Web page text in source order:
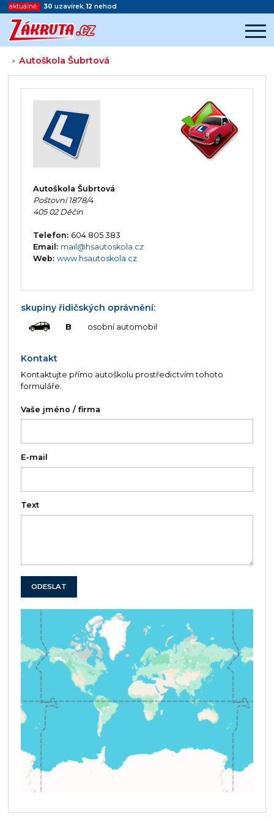
aktuálně: 30 uzavírek,12 nehod
>Autoškola Šubrtová
Začátek reklamy
Konec reklamy
Autoškola Šubrtová
Poštovní 1878/4
405 02 Děčín
Telefon: 604 805 383
Email: mail@hsautoskola.cz
Web: www.hsautoskola.cz
skupiny řidičských oprávnění:
B osobní automobil
Kontakt
Kontaktujte přímo autoškolu prostředictvím tohoto
formuláře.
Vaše jméno / firma
E-mail
Text
ODESLAT